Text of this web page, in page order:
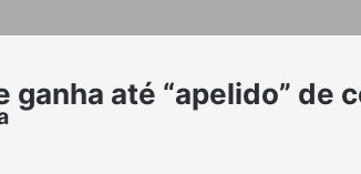
até “apelido” de